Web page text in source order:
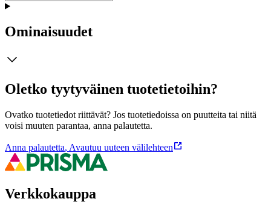
Ominaisuudet
Oletko tyytyväinen tuotetietoihin?
Ovatko tuotetiedot riittävät? Jos tuotetiedoissa on puutteita tai niitä
voisi muuten parantaa, anna palautetta.
Anna palautetta, Avautuu uuteen välilehteen
Verkkokauppa